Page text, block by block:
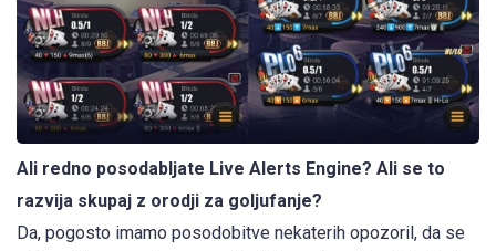
Ali redno posodabljate Live Alerts Engine? Ali se to
razvija skupaj z orodji za goljufanje?
Da, pogosto imamo posodobitve nekaterih opozoril, da se